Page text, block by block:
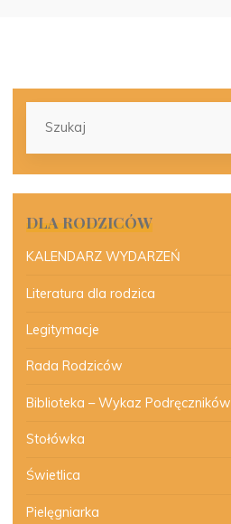
DLA RODZICÓW
KALENDARZ WYDARZEŃ
Literatura dla rodzica
Legitymacje
Rada Rodziców
Biblioteka – Wykaz Podręczników
Stołówka
Świetlica
Pielęgniarka